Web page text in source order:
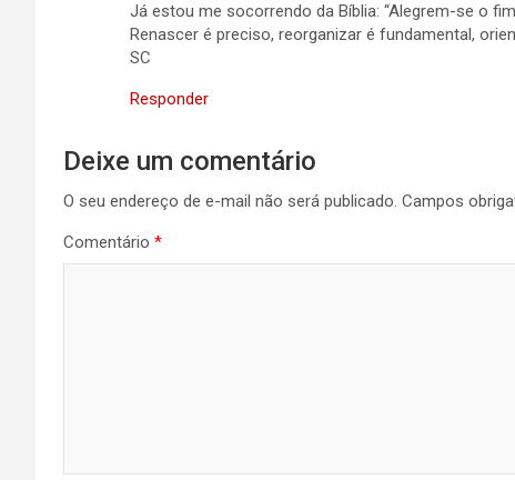
Já estou me socorrendo da Bíblia: “Alegrem-se o
Renascer é preciso, reorganizar é fundamental,
SC
Responder
Deixe um comentário
O seu endereço de e-mail não será publicado. Campos
Comentário *